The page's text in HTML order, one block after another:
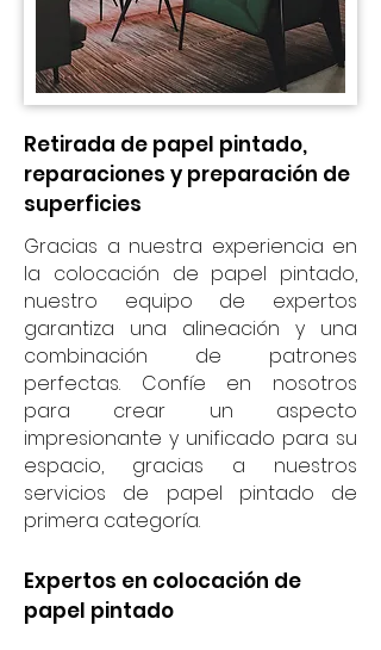
Retirada de papel pintado,
reparaciones y preparación de
superficies
Gracias a nuestra experiencia en
la colocación de papel pintado,
nuestro equipo de expertos
garantiza una alineación y una
combinación de patrones
perfectas. Confíe en nosotros
para crear un aspecto
impresionante y unificado para su
espacio, gracias a nuestros
servicios de papel pintado de
primera categoría.
Expertos en colocación de
papel pintado